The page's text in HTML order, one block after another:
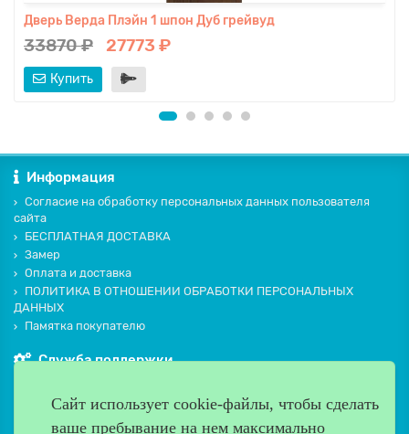
Дверь Верда Плэйн 1 шпон Дуб грейвуд
33870 ₽ 27773 ₽
Купить
Информация
Согласие на обработку персональных данных пользователя
сайта
БЕСПЛАТНАЯ ДОСТАВКА
Замер
Оплата и доставка
ПОЛИТИКА В ОТНОШЕНИИ ОБРАБОТКИ ПЕРСОНАЛЬНЫХ
ДАННЫХ
Памятка покупателю
Служба поддержки
Производители
Сайт использует cookie-файлы, чтобы сделать
ваше пребывание на нем максимально